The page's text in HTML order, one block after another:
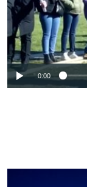
No
0:00